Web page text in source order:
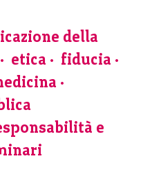
della
etica
fiducia
e